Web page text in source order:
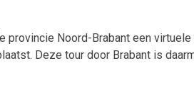
provincie Noord-Brabant een
Deze tour door Brabant is